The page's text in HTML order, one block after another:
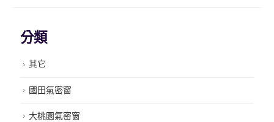
分類
其它
國田氣密窗
大桃園氣密窗